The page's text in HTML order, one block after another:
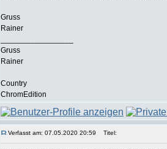
Gruss
Rainer
Gruss
Rainer
Country
ChromEdition
Verfasst am: 07.05.2020 20:59 Titel: